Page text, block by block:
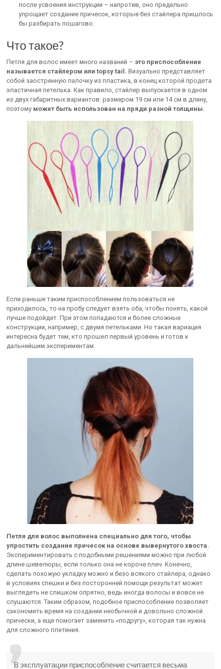
после усвоения инструкции – напротив, оно предельно
упрощает создание причесок, которые без стайлера пришлось
бы разбирать пошагово.
Что такое?
Петля для волос имеет много названий – это приспособление
называется стайлером или topsy tail. Визуально представляет
собой заостренную палочку из пластика, в конец которой продета
эластичная петелька. Как правило, стайлер выпускается в одном
из двух габаритных вариантов: размером 19 см или 14 см в длину,
поэтому может быть использован на пряди разной толщины.
Если раньше таким приспособлением пользоваться не
приходилось, то на пробу следует взять оба, чтобы понять, какой
лучше подойдет. При этом попадаются и более сложные
конструкции, например, с двумя петельками. Но такая вариация
интересна будет тем, кто прошел первый уровень и готов к
дальнейшим экспериментам.
Петля для волос выполнена специально для того, чтобы
упростить создание причесок на основе вывернутого хвоста.
Экспериментировать с подобными решениями можно при любой
длине шевелюры, если только она не короче плеч. Конечно,
сделать похожую укладку можно и безо всякого стайлера, однако
в условиях спешки и без посторонней помощи результат может
выглядеть не слишком опрятно, ведь иногда волосы и вовсе не
слушаются. Таким образом, подобное приспособление позволяет
сэкономить время на создании необычной и довольно сложной
прически, а еще помогает заменить «подругу», которая так нужна
для сложного плетения.
В эксплуатации приспособление считается весьма